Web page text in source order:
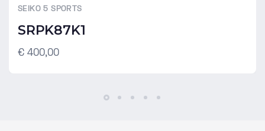
SEIKO 5 SPORTS
SRPK87K1
€ 400,00